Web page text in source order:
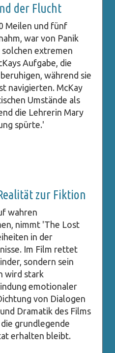
der Flucht
Meilen und fünf
war von Panik
extremen
Aufgabe, die
während sie
navigierten. McKay
Umstände als
die Lehrerin Mary
spürte.'
zur Fiktion
wahren
nimmt 'The Lost
in der
Im Film rettet
sondern sein
wird stark
emotionaler
von Dialogen
Dramatik des Films
grundlegende
erhalten bleibt.